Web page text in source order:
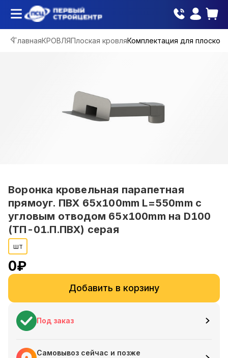
ГлавнаяКРОВЛЯПлоская кровляКомплектация для плоской
Воронка кровельная парапетная
прямоуг. ПВХ 65х100mm L=550mm с
угловым отводом 65х100mm на D100
(ТП-01.П.ПВХ) серая
шт
0₽
Добавить в корзину
Под заказ
Самовывоз сейчас и позже